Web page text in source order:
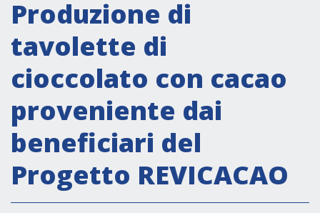
Segreteria Culturale
Segreteria Socio-economica
Segreteria Tecnico scientifica
Forum PMI
Conferenze Italia-America Latina e Caraibi
Rete per la promozione dell’uguaglianza di
genere
Borse di Studio
Produzione di
tavolette di
cioccolato con cacao
proveniente dai
beneficiari del
Progetto REVICACAO